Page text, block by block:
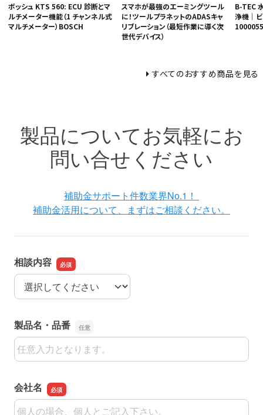
ボッシュ KTS 560: ECU 診断とマ
ルチメーター機能（1 チャンネル式
マルチメーター）BOSCH
スマホが最強のエーミングツール
に！ツールプラネットのADASキャ
リブレーション（最短作業に導く次
世代デバイス）
B-TEC
浄機｜
すべてのおすすめ商品を見る